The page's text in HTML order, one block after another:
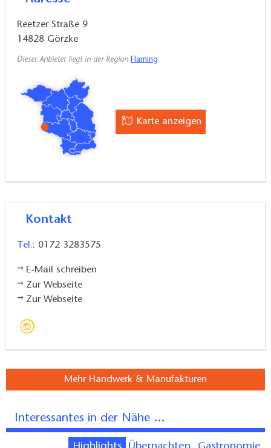
Reetzer Straße 9
14828 Görzke
Dieser Anbieter liegt in der Region Fläming
Karte anzeigen
Kontakt
Tel.: 0172 3283575
E-Mail schreiben
Zur Webseite
Zur Webseite
Mehr Handwerk & Manufakturen
Interessantes in der Nähe ...